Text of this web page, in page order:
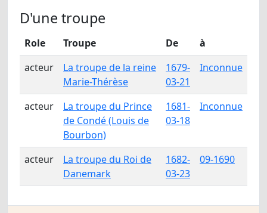
D'une troupe
Role Troupe De
à
acteur
La troupe de la reine
Marie-Thérèse
1679-
03-21
Inconnue
acteur
La troupe du Prince
de Condé (Louis de
Bourbon)
1681-
03-18
Inconnue
acteur
La troupe du Roi de
Danemark
1682-
03-23
09-1690